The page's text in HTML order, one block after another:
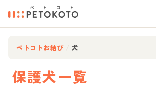
ペトコトお結び 犬
保護犬一覧